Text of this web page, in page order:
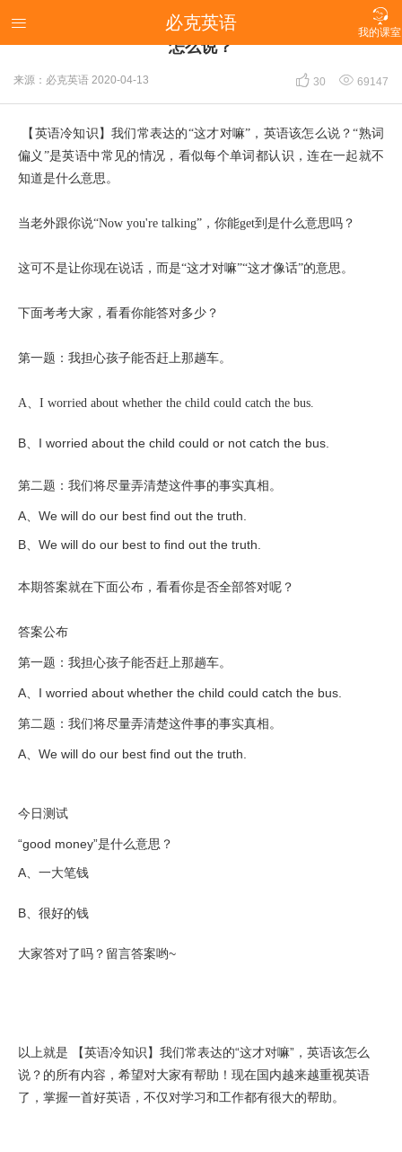

我的课室
 必克英语
【英语冷知识】我们常表达的“这才对嘛”，英语该
怎么说？
来源：必克英语 2020-04-13  30  69147
【英语冷知识】我们常表达的“这才对嘛”，英语该怎么说？“熟词
偏义”是英语中常见的情况，看似每个单词都认识，连在一起就不
知道是什么意思。
当老外跟你说“Now you're talking”，你能get到是什么意思吗？
这可不是让你现在说话，而是“这才对嘛”“这才像话”的意思。
下面考考大家，看看你能答对多少？
第一题：我担心孩子能否赶上那趟车。
A、I worried about whether the child could catch the bus.
B、I worried about the child could or not catch the bus.
第二题：我们将尽量弄清楚这件事的事实真相。
A、We will do our best find out the truth.
B、We will do our best to find out the truth.
本期答案就在下面公布，看看你是否全部答对呢？
答案公布
第一题：我担心孩子能否赶上那趟车。
A、I worried about whether the child could catch the bus.
第二题：我们将尽量弄清楚这件事的事实真相。
A、We will do our best find out the truth.
今日测试
“good money”是什么意思？
A、一大笔钱
B、很好的钱
大家答对了吗？留言答案哟~
以上就是 【英语冷知识】我们常表达的“这才对嘛”，英语该怎么
说？的所有内容，希望对大家有帮助！现在国内越来越重视英语
了，掌握一首好英语，不仅对学习和工作都有很大的帮助。